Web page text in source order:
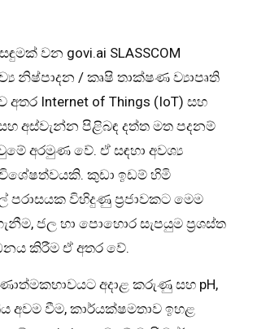
වන govi.ai SLASSCOM
නිෂ්පාදන / කෘෂි තාක්ෂණ ව්‍යාපෘති
Internet of Things (IoT) සහ
සහ අස්වැන්න පිළිබඳ දත්ත මත පදනම්
අරමුණ වේ. ඒ සඳහා අවශ්‍ය
කුඩා ඉඩම් හිමි
විහිදුණු ප්‍රජාවකට මෙම
ජල හා පොහොර සැපයුම ප්‍රශස්ත
කිරීම ඒ අතර වේ.
අදාළ කරුණු සහ pH,
අවම වීම, කාර්යක්ෂමතාව ඉහළ